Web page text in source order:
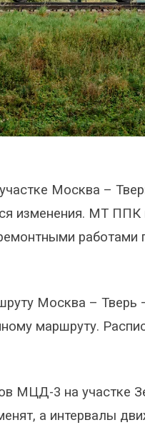
Москва –
изменения. МТ ППК
Москва – Тверь
маршруту.
МЦД-3 на участке
а интервалы